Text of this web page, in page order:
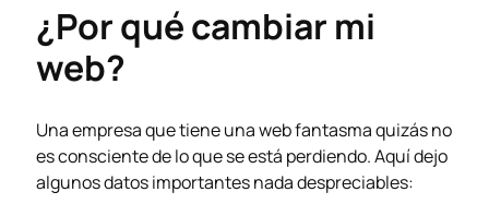
¿Por qué cambiar mi
web?
Una empresa que tiene una web fantasma quizás no
es consciente de lo que se está perdiendo. Aquí dejo
algunos datos importantes nada despreciables: